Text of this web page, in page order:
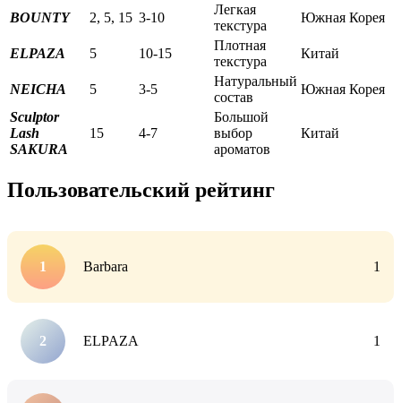
BOUNTY 2, 5, 15 3-10
Легкая
текстура
Южная Корея
ELPAZA 5 10-15
Плотная
текстура
Китай
NEICHA 5 3-5
Натуральный
состав
Южная Корея
Sculptor
Lash
SAKURA
15 4-7
Большой
выбор
ароматов
Китай
Пользовательский рейтинг
Barbara 1
ELPAZA 1